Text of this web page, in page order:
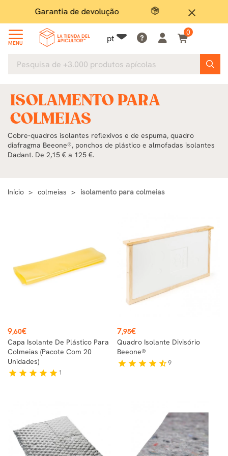
close
Pagamento seguro
MENU pt
0
ISOLAMENTO PARA
COLMEIAS
Cobre-quadros isolantes reflexivos e de espuma, quadro
diafragma Beeone®, ponchos de plástico e almofadas isolantes
Dadant. De 2,15 € a 125 €.
Início colmeias isolamento para colmeias
Preço
9,60€
Capa Isolante De Plástico Para
Colmeias (pacote Com 20
Unidades)
star star star star star 1
Preço
7,95€
Quadro Isolante Divisório
Beeone®
star star star star star_half9